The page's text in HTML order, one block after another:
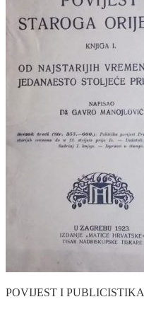
POVIJEST I PUBLICISTIKA